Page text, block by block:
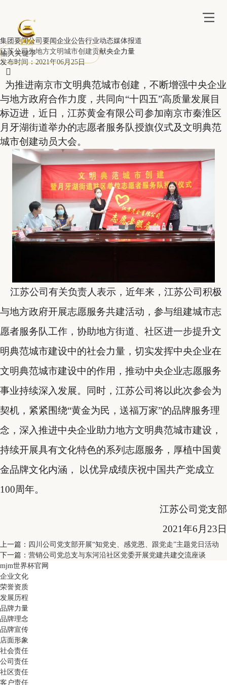

集团要闻公司要闻企业公告行业动态媒体报道
江苏公司为地方文明城市创建贡献央企力量
发布时间：2021年06月25日
为推进南京市文明典范城市创建，不断增强中央企业
与地方政府合作力度，共同向“十四五”高质量发展目
标迈进，近日，江苏黄金有限公司参加南京市秦淮区
月牙湖街道举办的志愿者服务队授旗仪式及文明典范
城市创建动员大会。
江苏公司有关负责人表示，近年来，江苏公司积极
与地方政府开展志愿服务共建活动，参与组建城市志
愿者服务队工作，协助地方街道、社区进一步提升文
明典范城市建设中的社会力量，切实发挥中央企业在
文明典范城市建设中的作用，推动中央企业志愿服务
事业持续深入发展。同时，江苏公司将以此次参会为
契机，紧紧围绕“黄金为民，送福万家”的品牌服务理
念，深入推进中央企业助力地方文明典范城市建设，
持续开展具有文化特色的系列志愿服务，厚植中国黄
金品牌文化内涵， 以优异成绩庆祝中国共产党成立
100周年。
江苏公司党支部
2021年6 月 23 日
上一篇： 四川公司党支部开展“知党史、感党恩、跟党走”主题党日活动
下一篇： 营销公司党总支与东河沿社区党委开展党建共建交流座谈
mjm世界杯官网
企业文化
荣誉资质
发展历程
品牌力量
品牌理念
品牌宣传
店面形象
社会责任
公司责任
社区责任
客户责任